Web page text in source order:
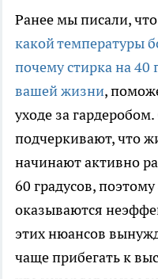
Ранее мы писали, что
какой температуры
почему стирка на 40
вашей жизни,
уходе за
подчеркивают, что
начинают активно
60 градусов,
оказываются
этих нюансов
чаще прибегать к